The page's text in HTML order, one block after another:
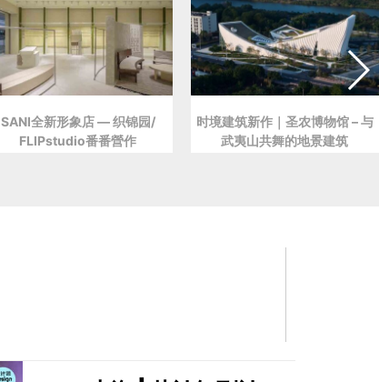
SANI全新形象店 — 织锦园/
FLIPstudio番番營作
时境建筑新作｜圣农博物馆 – 与
武夷山共舞的地景建筑